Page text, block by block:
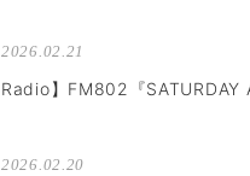
2026.02.21
Radio】FM802『
2026.02.20